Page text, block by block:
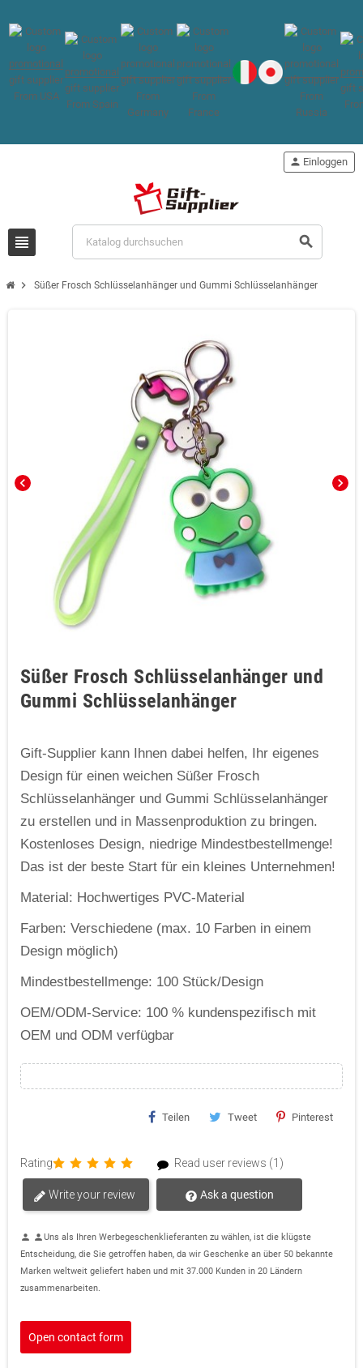
view_headline search
person Einloggen
chevron_right Süßer Frosch Schlüsselanhänger und Gummi Schlüsselanhänger
chevron_left chevron_right
Süßer Frosch Schlüsselanhänger und
Gummi Schlüsselanhänger
Gift-Supplier kann Ihnen dabei helfen, Ihr eigenes
Design für einen weichen Süßer Frosch
Schlüsselanhänger und Gummi Schlüsselanhänger
zu erstellen und in Massenproduktion zu bringen.
Kostenloses Design, niedrige Mindestbestellmenge!
Das ist der beste Start für ein kleines Unternehmen!
Material: Hochwertiges PVC-Material
Farben: Verschiedene (max. 10 Farben in einem
Design möglich)
Mindestbestellmenge: 100 Stück/Design
OEM/ODM-Service: 100 % kundenspezifisch mit
OEM und ODM verfügbar
Teilen Tweet Pinterest
Rating Read user reviews (1)
Write your review Ask a question
person personUns als Ihren Werbegeschenklieferanten zu wählen, ist die klügste
Entscheidung, die Sie getroffen haben, da wir Geschenke an über 50 bekannte
Marken weltweit geliefert haben und mit 37.000 Kunden in 20 Ländern
zusammenarbeiten.
Open contact form